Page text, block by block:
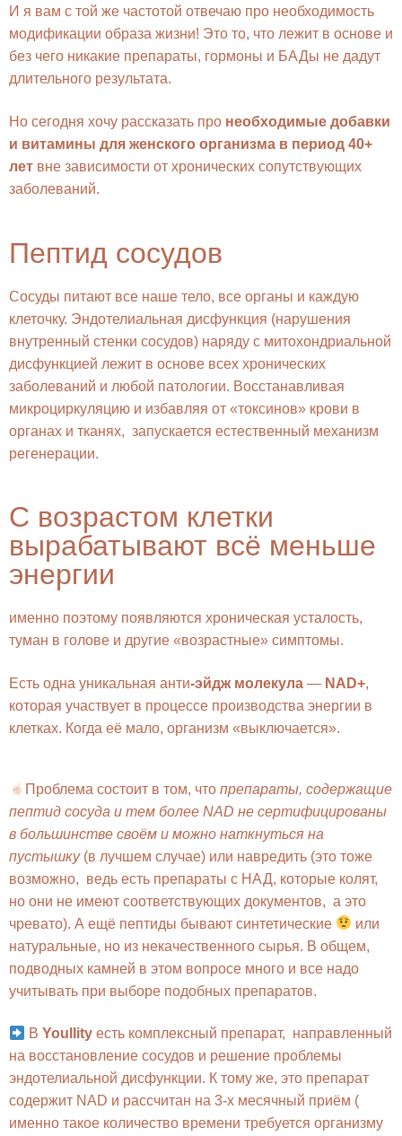
И я вам с той же частотой отвечаю про необходимость
модификации образа жизни! Это то, что лежит в основе и
без чего никакие препараты, гормоны и БАДы не дадут
длительного результата.
Но сегодня хочу рассказать про необходимые добавки
и витамины для женского организма в период 40+
лет вне зависимости от хронических сопутствующих
заболеваний.
Пептид сосудов
Сосуды питают все наше тело, все органы и каждую
клеточку. Эндотелиальная дисфункция (нарушения
внутренный стенки сосудов) наряду с митохондриальной
дисфункцией лежит в основе всех хронических
заболеваний и любой патологии. Восстанавливая
микроциркуляцию и избавляя от «токсинов» крови в
органах и тканях, запускается естественный механизм
регенерации.
С возрастом клетки
вырабатывают всё меньше
энергии
именно поэтому появляются хроническая усталость,
туман в голове и другие «возрастные» симптомы.
Есть одна уникальная анти-эйдж молекула — NAD+,
которая участвует в процессе производства энергии в
клетках. Когда её мало, организм «выключается».
Проблема состоит в том, чтопрепараты, содержащие
пептид сосуда и тем более NAD не сертифицированы
в большинстве своём и можно наткнуться на
пустышку(в лучшем случае) или навредить (это тоже
возможно, ведь есть препараты с НАД, которые колят,
но они не имеют соответствующих документов, а это
чревато). А ещё пептиды бывают синтетические
или
натуральные, но из некачественного сырья. В общем,
подводных камней в этом вопросе много и все надо
учитывать при выборе подобных препаратов.
ВYoullity есть комплексный препарат, направленный
на восстановление сосудов и решение проблемы
эндотелиальной дисфункции. К тому же, это препарат
содержит NAD и рассчитан на 3-х месячный приём (
именно такое количество времени требуется организму